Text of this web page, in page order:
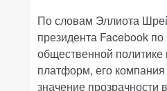
По словам Эллиота
президента Facebook
общественной политике
платформ, его
значение прозрачности